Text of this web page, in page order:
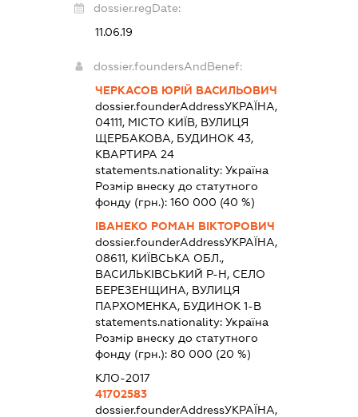
dossier.regDate:
11.06.19
dossier.foundersAndBenef:
ЧЕРКАСОВ ЮРІЙ ВАСИЛЬОВИЧ
dossier.founderAddressУКРАЇНА,
04111, МІСТО КИЇВ, ВУЛИЦЯ
ЩЕРБАКОВА, БУДИНОК 43,
КВАРТИРА 24
statements.nationality:Україна
Розмір внеску до статутного
фонду (грн.):160 000 (40 %)
ІВАНЕКО РОМАН ВІКТОРОВИЧ
dossier.founderAddressУКРАЇНА,
08611, КИЇВСЬКА ОБЛ.,
ВАСИЛЬКІВСЬКИЙ Р-Н, СЕЛО
БЕРЕЗЕНЩИНА, ВУЛИЦЯ
ПАРХОМЕНКА, БУДИНОК 1-В
statements.nationality:Україна
Розмір внеску до статутного
фонду (грн.):80 000 (20 %)
КЛО-2017
41702583
dossier.founderAddressУКРАЇНА,